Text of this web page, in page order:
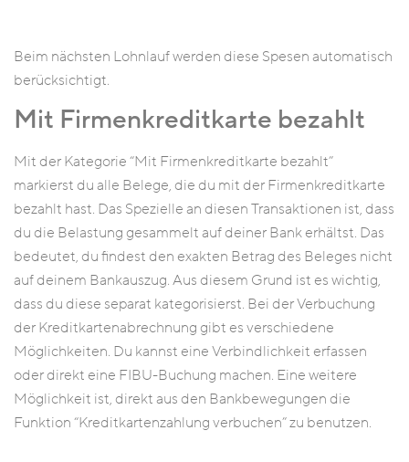
Beim nächsten Lohnlauf werden diese Spesen automatisch
berücksichtigt.
Mit Firmenkreditkarte bezahlt
Mit der Kategorie “Mit Firmenkreditkarte bezahlt”
markierst du alle Belege, die du mit der Firmenkreditkarte
bezahlt hast. Das Spezielle an diesen Transaktionen ist, dass
du die Belastung gesammelt auf deiner Bank erhältst. Das
bedeutet, du findest den exakten Betrag des Beleges nicht
auf deinem Bankauszug. Aus diesem Grund ist es wichtig,
dass du diese separat kategorisierst. Bei der Verbuchung
der Kreditkartenabrechnung gibt es verschiedene
Möglichkeiten. Du kannst eine Verbindlichkeit erfassen
oder direkt eine FIBU-Buchung machen. Eine weitere
Möglichkeit ist, direkt aus den Bankbewegungen die
Funktion “Kreditkartenzahlung verbuchen” zu benutzen.